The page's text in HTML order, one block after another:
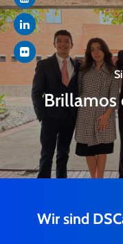
Brillamos
Wir sind